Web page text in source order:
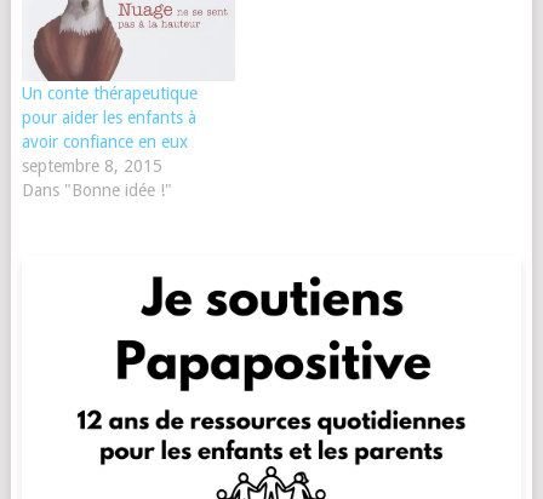
Un conte thérapeutique
pour aider les enfants à
avoir confiance en eux
septembre 8, 2015
Dans "Bonne idée !"